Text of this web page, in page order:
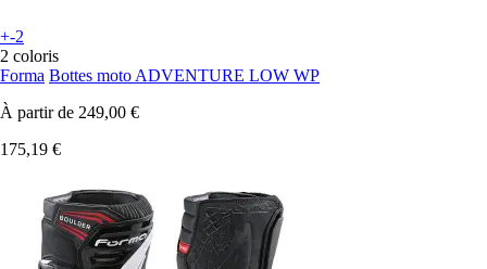
+-2
2 coloris
Forma Bottes moto ADVENTURE LOW WP
À partir de 249,00 €
175,19 €